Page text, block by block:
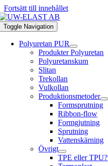
Fortsätt till innehållet
Toggle Navigation
Polyuretan PUR
Produkter Polyuretan
Polyuretanskum
Slitan
Trekollan
Vulkollan
Produktionsmetoder
Formsprutning
Ribbon-flow
Formgjutning
Sprutning
Vattenskärning
Övrigt
TPE eller TPU?